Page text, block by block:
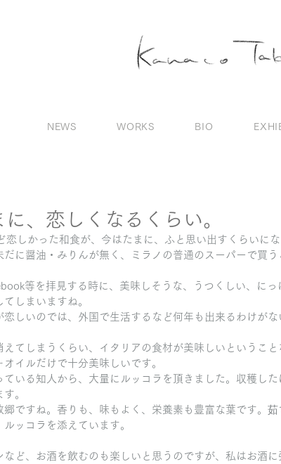
NEWS WORKS BIO
、恋しくなるくらい。
恋しかった和食が、今はたまに、ふと思い出すくらいにな
に醤油・みりんが無く、ミラノの普通のスーパーで買
等を拝見する時に、美味しそうな、うつくしい、に
しまいますね。
恋しいのでは、外国で生活するなど何年も出来るわけが
てしまうくらい、イタリアの食材が美味しいということ
イルだけで十分美味しいです。
ている知人から、大量にルッコラを頂きました。収穫し
。
郷ですね。香りも、味もよく、栄養素も豊富な葉です。
ッコラを添えています。
ど、お酒を飲むのも楽しいと思うのですが、私はお酒